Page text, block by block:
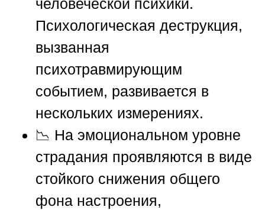
человеческой психики.
Психологическая деструкция,
вызванная
психотравмирующим
событием, развивается в
нескольких измерениях.
📉 На эмоциональном уровне
страдания проявляются в виде
стойкого снижения общего
фона настроения,